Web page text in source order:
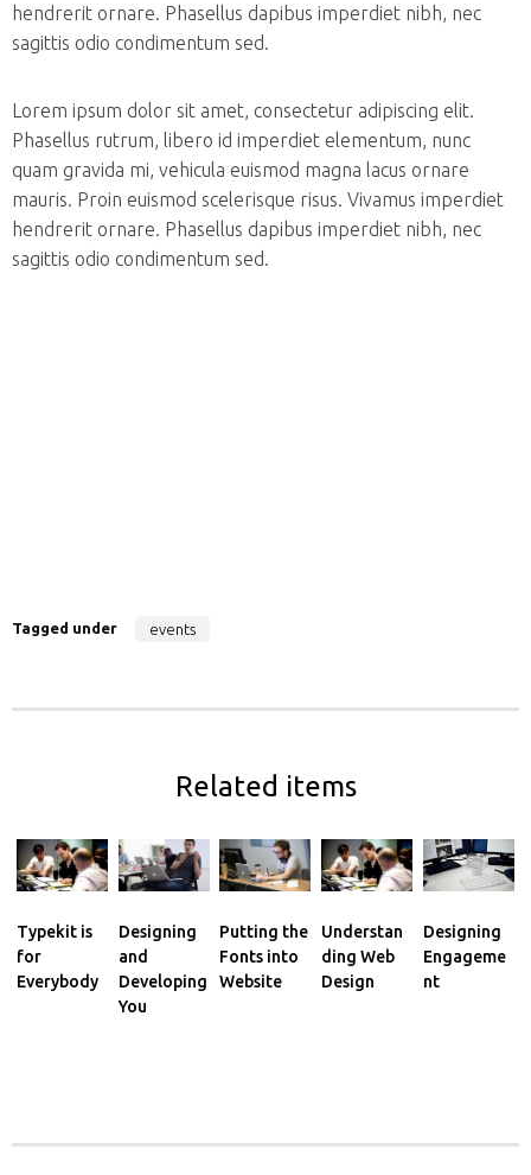
hendrerit ornare. Phasellus dapibus imperdiet nibh, nec
sagittis odio condimentum sed.
Lorem ipsum dolor sit amet, consectetur adipiscing elit.
Phasellus rutrum, libero id imperdiet elementum, nunc
quam gravida mi, vehicula euismod magna lacus ornare
mauris. Proin euismod scelerisque risus. Vivamus imperdiet
hendrerit ornare. Phasellus dapibus imperdiet nibh, nec
sagittis odio condimentum sed.
Tagged under events
Related items
Typekit is
for
Everybody
Designing
and
Developing
You
Putting the
Fonts into
Website
Understan
ding Web
Design
Designing
Engageme
nt